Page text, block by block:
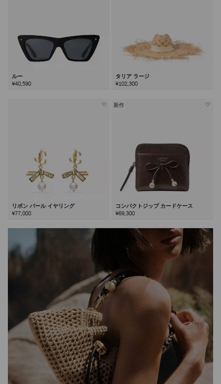
ルー
¥40,590
タリア ラージ
¥102,300
リボン パール イヤリング
¥77,000
新作
コンパクトジップ カードケース
¥69,300